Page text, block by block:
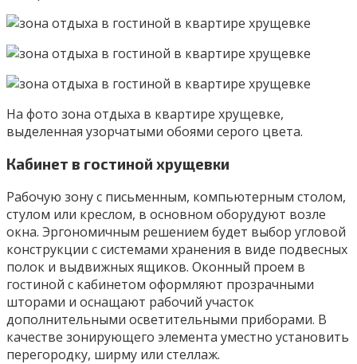
На фото зона отдыха в квартире хрущевке,
выделенная узорчатыми обоями серого цвета.
Кабинет в гостиной хрущевки
Рабочую зону с письменным, компьютерным столом,
стулом или креслом, в основном оборудуют возле
окна. Эргономичным решением будет выбор угловой
конструкции с системами хранения в виде подвесных
полок и выдвижных ящиков. Оконный проем в
гостиной с кабинетом оформляют прозрачными
шторами и оснащают рабочий участок
дополнительными осветительными приборами. В
качестве зонирующего элемента уместно установить
перегородку, ширму или стеллаж.